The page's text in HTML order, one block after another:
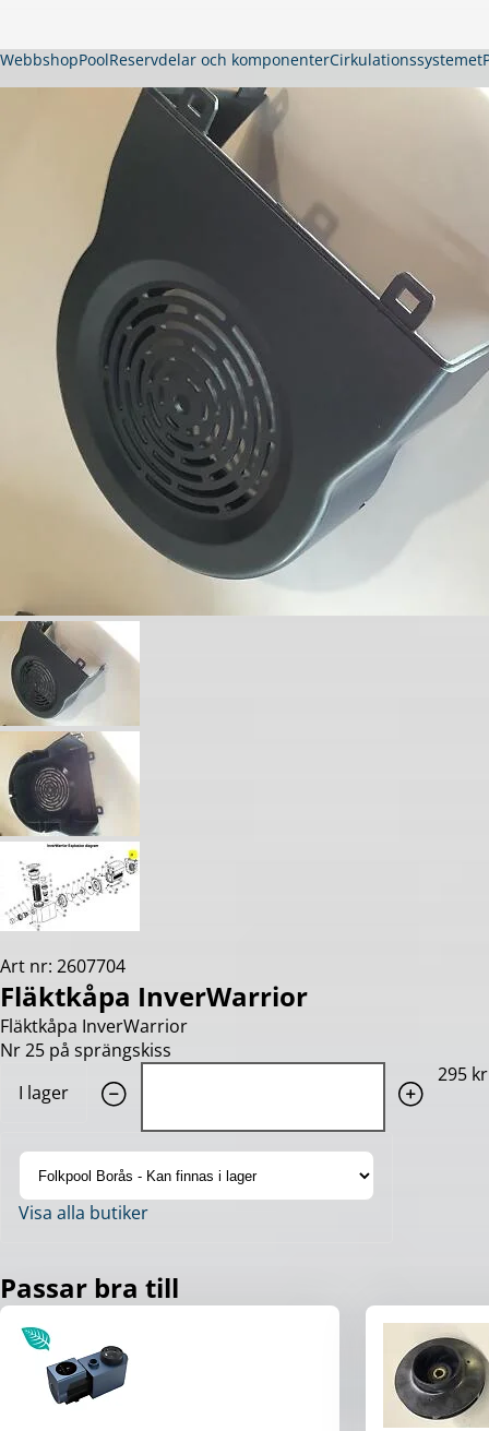
WebbshopPoolReservdelar och komponenterCirkulationssystemet
Art nr: 2607704
Fläktkåpa InverWarrior
Fläktkåpa InverWarrior
Nr 25 på sprängskiss
I lager
295 kr
Visa alla butiker
Passar bra till